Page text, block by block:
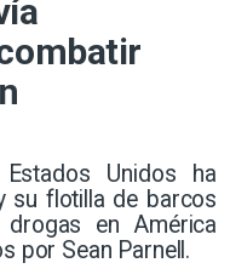
Unidos ha
su flotilla de barcos
en América
por Sean Parnell.